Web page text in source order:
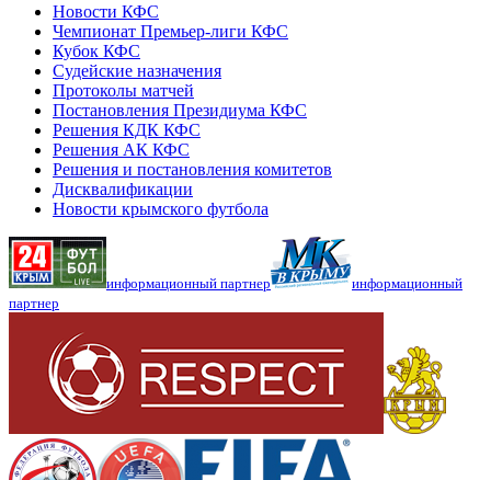
Новости КФС
Чемпионат Премьер-лиги КФС
Кубок КФС
Судейские назначения
Протоколы матчей
Постановления Президиума КФС
Решения КДК КФС
Решения АК КФС
Решения и постановления комитетов
Дисквалификации
Новости крымского футбола
информационный партнер
информационный
партнер